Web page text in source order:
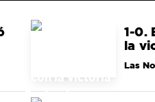
1-0.
la
Las